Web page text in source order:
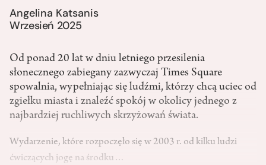
Angelina Katsanis
Wrzesień 2025
Od ponad 20 lat w dniu letniego przesilenia
słonecznego zabiegany zazwyczaj Times Square
spowalnia, wypełniając się ludźmi, którzy chcą uciec od
zgiełku miasta i znaleźć spokój w okolicy jednego z
najbardziej ruchliwych skrzyżowań świata.
Wydarzenie, które rozpoczęło się w 2003 r. od kilku ludzi
ćwiczących jogę na środku…